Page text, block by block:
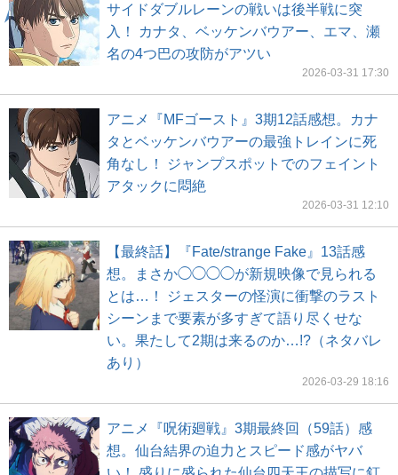
サイドダブルレーンの戦いは後半戦に突
入！ カナタ、ベッケンバウアー、エマ、瀬
名の4つ巴の攻防がアツい
2026-03-31 17:30
アニメ『MFゴースト』3期12話感想。カナ
タとベッケンバウアーの最強トレインに死
角なし！ ジャンプスポットでのフェイント
アタックに悶絶
2026-03-31 12:10
【最終話】『Fate/strange Fake』13話感
想。まさか◯◯◯◯が新規映像で見られる
とは…！ ジェスターの怪演に衝撃のラスト
シーンまで要素が多すぎて語り尽くせな
い。果たして2期は来るのか…!?（ネタバレ
あり）
2026-03-29 18:16
アニメ『呪術廻戦』3期最終回（59話）感
想。仙台結界の迫力とスピード感がヤバ